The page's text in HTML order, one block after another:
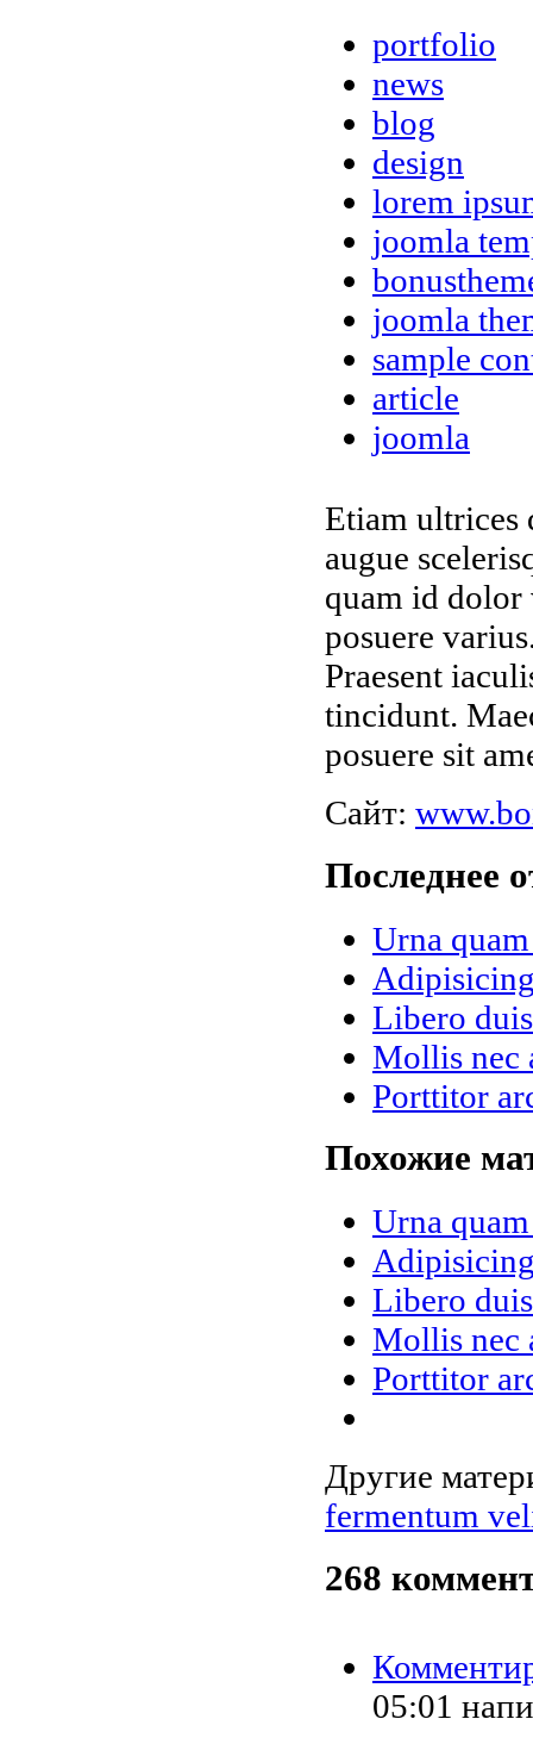
portfolio
news
blog
design
lorem
joomla
joomla
sample
article
joomla
Etiam ultrices
augue
quam id
posuere
Praesent
tincidunt.
posuere sit
Сайт:
Последнее
Urna
Libero
Mollis nec
Porttitor
Похожие
Urna
Libero
Mollis nec
Porttitor
Другие
fermentum
268
05:01